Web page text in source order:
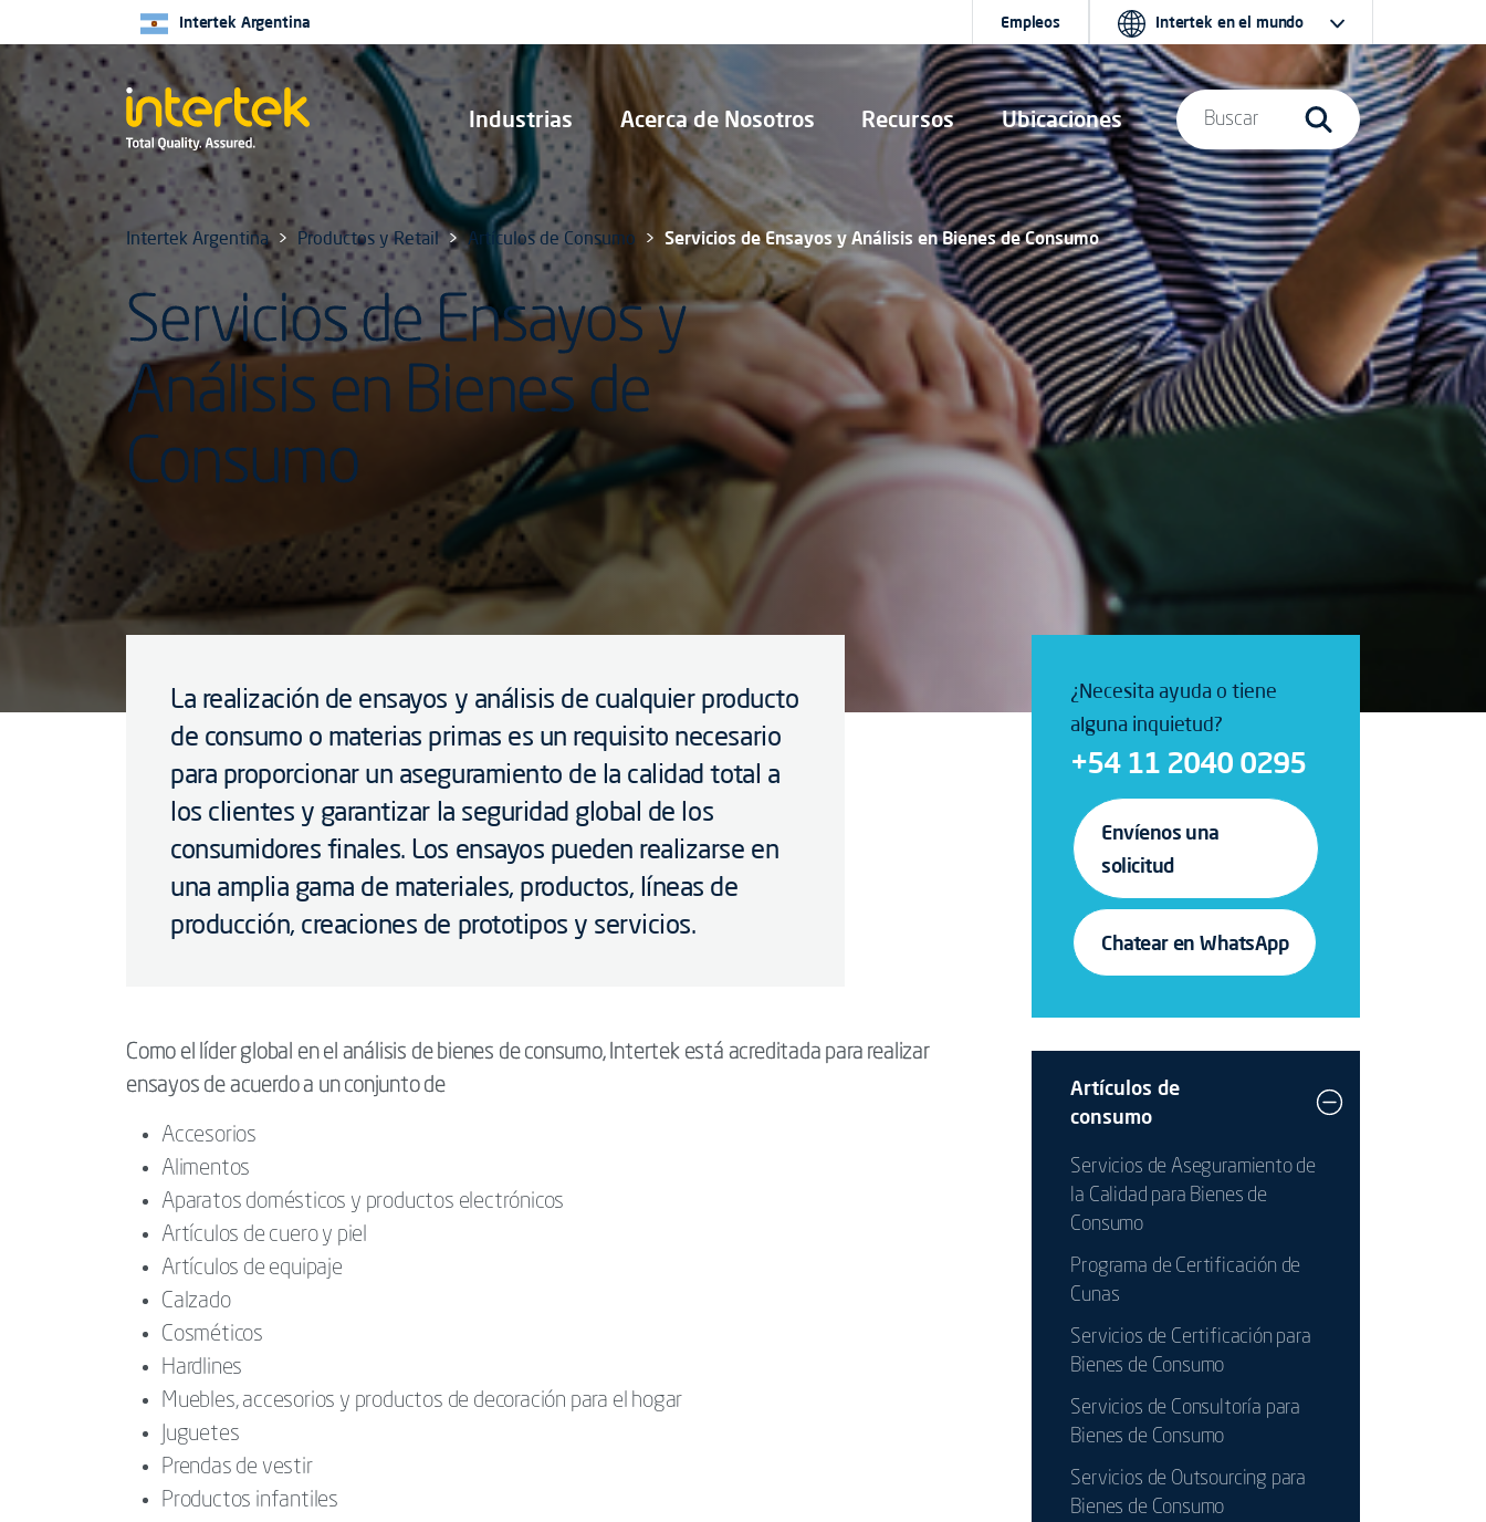
Industrias Acerca de Nosotros Recursos Ubicaciones
Intertek Argentina Empleos Intertek en el mundo
Buscar
Intertek Argentina Productos y Retail Artículos de Consumo Servicios de Ensayos y Análisis en Bienes de Consumo
Servicios de Ensayos y
Análisis en Bienes de
Consumo
La realización de ensayos y análisis de cualquier producto
de consumo o materias primas es un requisito necesario
para proporcionar un aseguramiento de la calidad total a
los clientes y garantizar la seguridad global de los
consumidores finales. Los ensayos pueden realizarse en
una amplia gama de materiales, productos, líneas de
producción, creaciones de prototipos y servicios.
Como el líder global en el análisis de bienes de consumo, Intertek está acreditada para realizar
ensayos de acuerdo a un conjunto de
Accesorios
Alimentos
Aparatos domésticos y productos electrónicos
Artículos de cuero y piel
Artículos de equipaje
Calzado
Cosméticos
Hardlines
Muebles, accesorios y productos de decoración para el hogar
Juguetes
Prendas de vestir
Productos infantiles
¿Necesita ayuda o tiene
alguna inquietud?
+54 11 2040 0295
Envíenos una
solicitud
Chatear en WhatsApp
Artículos de
consumo
Servicios de Aseguramiento de
la Calidad para Bienes de
Consumo
Programa de Certificación de
Cunas
Servicios de Certificación para
Bienes de Consumo
Servicios de Consultoría para
Bienes de Consumo
Servicios de Outsourcing para
Bienes de Consumo